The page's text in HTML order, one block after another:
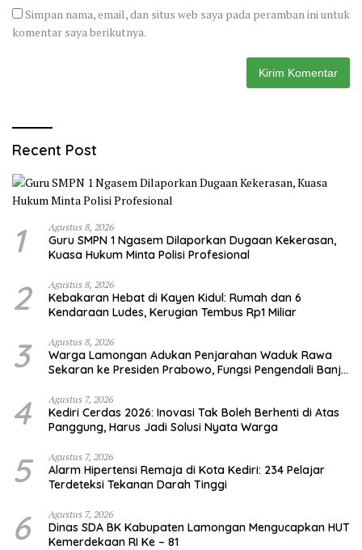
Simpan nama, email, dan situs web saya pada peramban ini untuk
komentar saya berikutnya.
Recent Post
1 Agustus 8, 2026
Guru SMPN 1 Ngasem Dilaporkan Dugaan Kekerasan,
Kuasa Hukum Minta Polisi Profesional
2 Agustus 8, 2026
Kebakaran Hebat di Kayen Kidul: Rumah dan 6
Kendaraan Ludes, Kerugian Tembus Rp1 Miliar
3 Agustus 8, 2026
Warga Lamongan Adukan Penjarahan Waduk Rawa
Sekaran ke Presiden Prabowo, Fungsi Pengendali Banjir
4 Agustus 7, 2026
Kediri Cerdas 2026: Inovasi Tak Boleh Berhenti di Atas
Panggung, Harus Jadi Solusi Nyata Warga
5 Agustus 7, 2026
Alarm Hipertensi Remaja di Kota Kediri: 234 Pelajar
Terdeteksi Tekanan Darah Tinggi
6 Agustus 7, 2026
Dinas SDA BK Kabupaten Lamongan Mengucapkan HUT
Kemerdekaan RI Ke – 81